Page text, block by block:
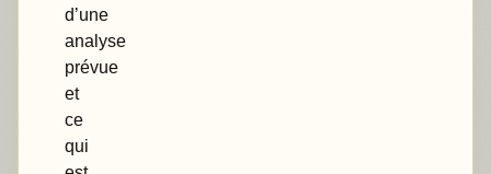
d’une
analyse
prévue
et
ce
qui